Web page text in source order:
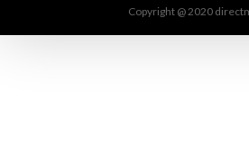
Copyright @ 2020